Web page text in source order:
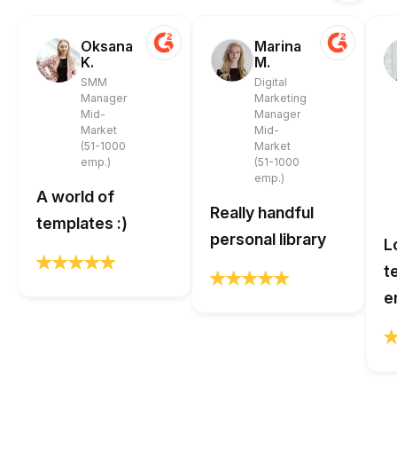
Oksana
K.
SMM
Manager
Mid-
Market
(51-1000
emp.)
A world of
templates :)
Marina
M.
Digital
Marketing
Manager
Mid-
Market
(51-1000
emp.)
Really handful
personal library